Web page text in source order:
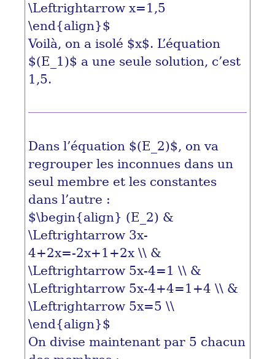
\Leftrightarrow x=1,5
\end{align}$
Voilà, on a isolé $x$. L’équation
$(E_1)$ a une seule solution, c’est
1,5.
Dans l’équation $(E_2)$, on va
regrouper les inconnues dans un
seul membre et les constantes
dans l’autre :
$\begin{align} (E_2) &
\Leftrightarrow 3x-
4+2x=-2x+1+2x \\ &
\Leftrightarrow 5x-4=1 \\ &
\Leftrightarrow 5x-4+4=1+4 \\ &
\Leftrightarrow 5x=5 \\
\end{align}$
On divise maintenant par 5 chacun